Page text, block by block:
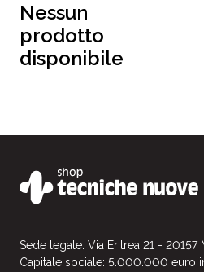
Nessun
prodotto
disponibile
Sede legale: Via Eritrea 21 - 20157
Capitale sociale: 5.000.000 euro